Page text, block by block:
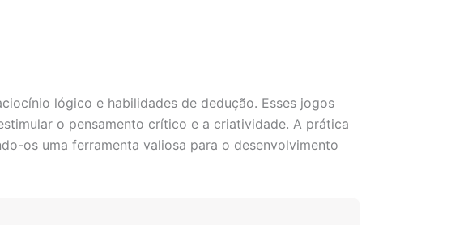
lógico e habilidades de dedução. Esses jogos
o pensamento crítico e a criatividade. A prática
os uma ferramenta valiosa para o desenvolvimento